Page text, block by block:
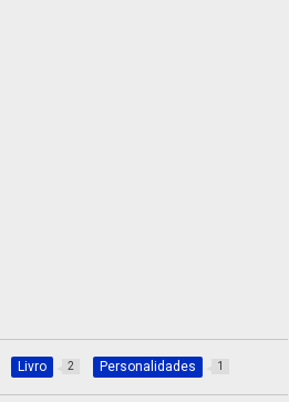
Livro 2 Personalidades 1